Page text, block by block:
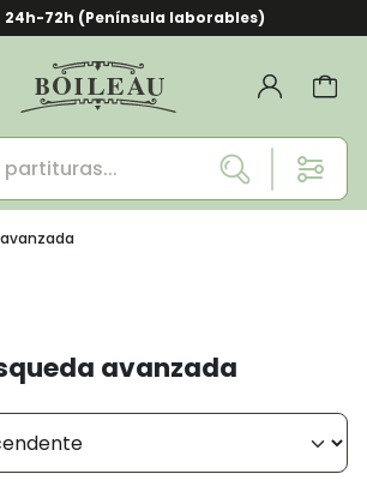
24h-72h (Península laborables)
avanzada